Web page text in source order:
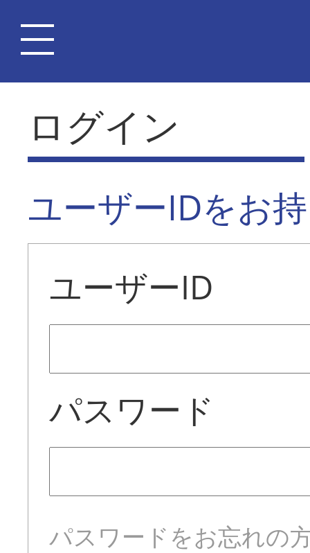
ログイン
ユーザーIDをお
ユーザーID
パスワード
パスワードをお忘れの